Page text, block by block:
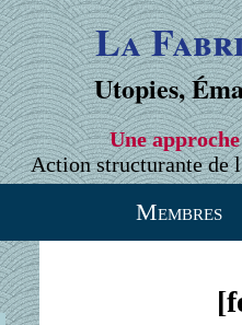
La
Utopies,
Une
Action structurante de
Membres